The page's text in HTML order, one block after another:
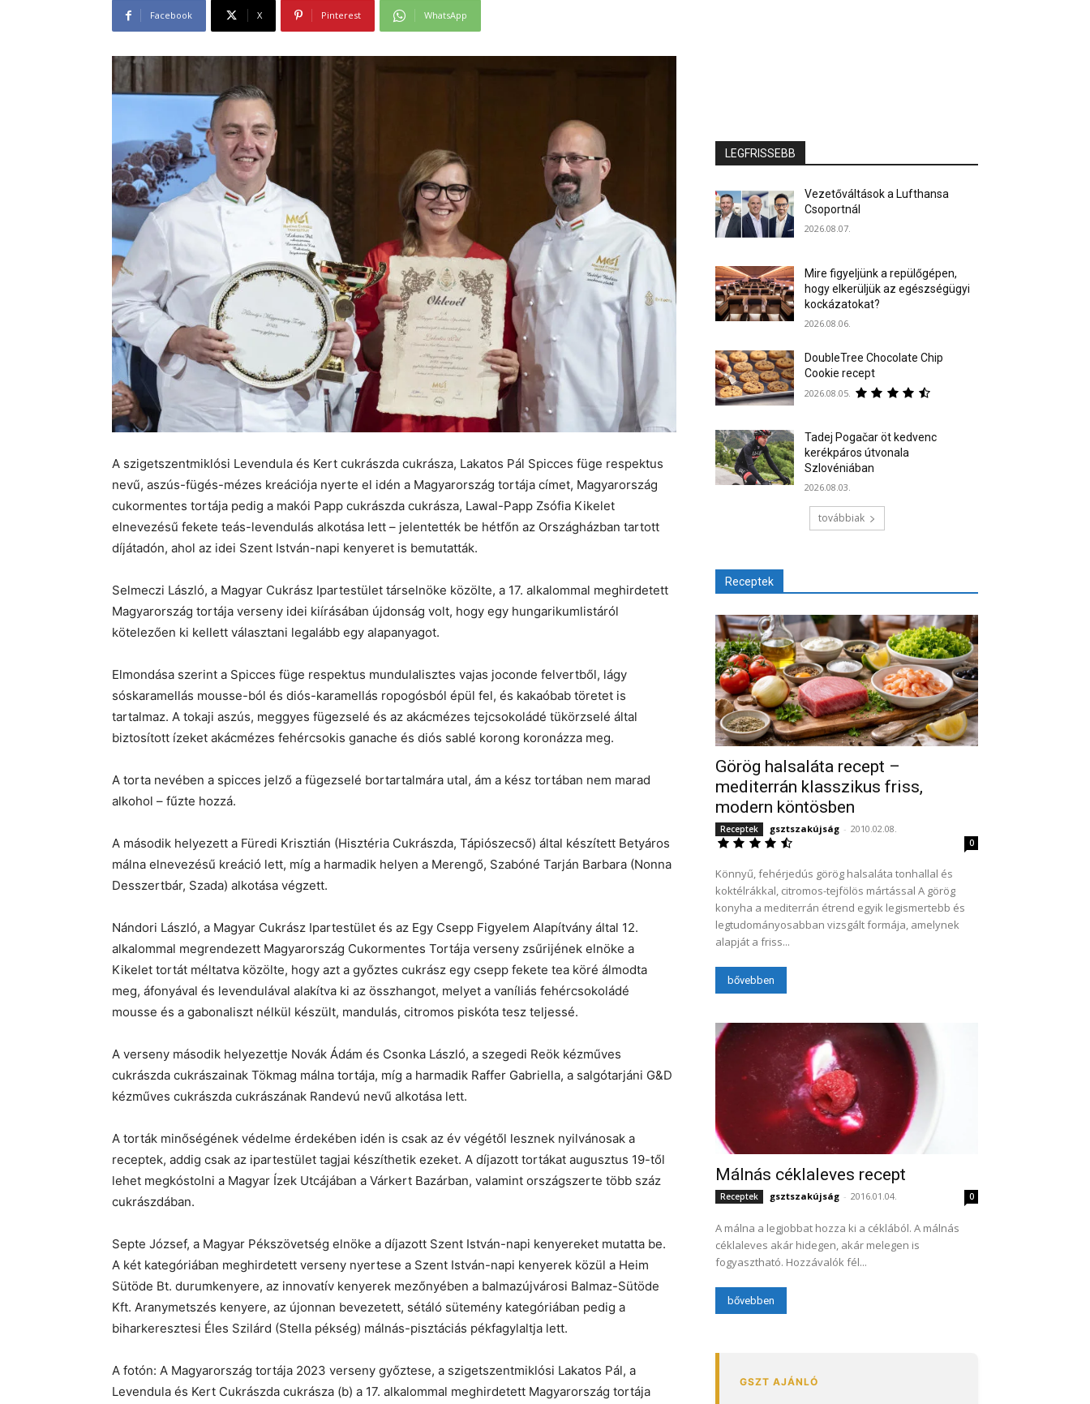
Facebook X Pinterest WhatsApp
A szigetszentmiklósi Levendula és Kert cukrászda cukrásza, Lakatos Pál Spicces füge respektus
nevű, aszús-fügés-mézes kreációja nyerte el idén a Magyarország tortája címet, Magyarország
cukormentes tortája pedig a makói Papp cukrászda cukrásza, Lawal-Papp Zsófia Kikelet
elnevezésű fekete teás-levendulás alkotása lett – jelentették be hétfőn az Országházban tartott
díjátadón, ahol az idei Szent István-napi kenyeret is bemutatták.
Selmeczi László, a Magyar Cukrász Ipartestület társelnöke közölte, a 17. alkalommal meghirdetett
Magyarország tortája verseny idei kiírásában újdonság volt, hogy egy hungarikumlistáról
kötelezően ki kellett választani legalább egy alapanyagot.
Elmondása szerint a Spicces füge respektus mundulalisztes vajas joconde felvertből, lágy
sóskaramellás mousse-ból és diós-karamellás ropogósból épül fel, és kakaóbab töretet is
tartalmaz. A tokaji aszús, meggyes fügezselé és az akácmézes tejcsokoládé tükörzselé által
biztosított ízeket akácmézes fehércsokis ganache és diós sablé korong koronázza meg.
A torta nevében a spicces jelző a fügezselé bortartalmára utal, ám a kész tortában nem marad
alkohol – fűzte hozzá.
A második helyezett a Füredi Krisztián (Hisztéria Cukrászda, Tápiószecső) által készített Betyáros
málna elnevezésű kreáció lett, míg a harmadik helyen a Merengő, Szabóné Tarján Barbara (Nonna
Desszertbár, Szada) alkotása végzett.
Nándori László, a Magyar Cukrász Ipartestület és az Egy Csepp Figyelem Alapítvány által 12.
alkalommal megrendezett Magyarország Cukormentes Tortája verseny zsűrijének elnöke a
Kikelet tortát méltatva közölte, hogy azt a győztes cukrász egy csepp fekete tea köré álmodta
meg, áfonyával és levendulával alakítva ki az összhangot, melyet a vaníliás fehércsokoládé
mousse és a gabonaliszt nélkül készült, mandulás, citromos piskóta tesz teljessé.
A verseny második helyezettje Novák Ádám és Csonka László, a szegedi Reök kézműves
cukrászda cukrászainak Tökmag málna tortája, míg a harmadik Raffer Gabriella, a salgótarjáni G&D
kézműves cukrászda cukrászának Randevú nevű alkotása lett.
A torták minőségének védelme érdekében idén is csak az év végétől lesznek nyilvánosak a
receptek, addig csak az ipartestület tagjai készíthetik ezeket. A díjazott tortákat augusztus 19-től
lehet megkóstolni a Magyar Ízek Utcájában a Várkert Bazárban, valamint országszerte több száz
cukrászdában.
Septe József, a Magyar Pékszövetség elnöke a díjazott Szent István-napi kenyereket mutatta be.
A két kategóriában meghirdetett verseny nyertese a Szent István-napi kenyerek közül a Heim
Sütöde Bt. durumkenyere, az innovatív kenyerek mezőnyében a balmazújvárosi Balmaz-Sütöde
Kft. Aranymetszés kenyere, az újonnan bevezetett, sétáló sütemény kategóriában pedig a
biharkeresztesi Éles Szilárd (Stella pékség) málnás-pisztáciás pékfagylaltja lett.
A fotón: A Magyarország tortája 2023 verseny győztese, a szigetszentmiklósi Lakatos Pál, a
Levendula és Kert Cukrászda cukrásza (b) a 17. alkalommal meghirdetett Magyarország tortája
LEGFRISSEBB
Vezetőváltások a Lufthansa
Csoportnál
2026.08.07.
Mire figyeljünk a repülőgépen,
hogy elkerüljük az egészségügyi
kockázatokat?
2026.08.06.
DoubleTree Chocolate Chip
Cookie recept
2026.08.05.
Tadej Pogačar öt kedvenc
kerékpáros útvonala
Szlovéniában
2026.08.03.
továbbiak
Receptek
Görög halsaláta recept –
mediterrán klasszikus friss,
modern köntösben
Receptek gsztszakújság - 2010.02.08.
0
Könnyű, fehérjedús görög halsaláta tonhallal és
koktélrákkal, citromos-tejfölös mártással A görög
konyha a mediterrán étrend egyik legismertebb és
legtudományosabban vizsgált formája, amelynek
alapját a friss...
bővebben
Málnás céklaleves recept
Receptek gsztszakújság - 2016.01.04. 0
A málna a legjobbat hozza ki a céklából. A málnás
céklaleves akár hidegen, akár melegen is
fogyasztható. Hozzávalók fél...
bővebben